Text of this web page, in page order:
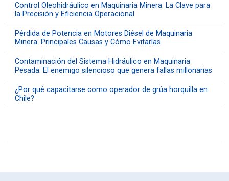
Control Oleohidráulico en Maquinaria Minera: La Clave para
la Precisión y Eficiencia Operacional
Pérdida de Potencia en Motores Diésel de Maquinaria
Minera: Principales Causas y Cómo Evitarlas
Contaminación del Sistema Hidráulico en Maquinaria
Pesada: El enemigo silencioso que genera fallas millonarias
¿Por qué capacitarse como operador de grúa horquilla en
Chile?